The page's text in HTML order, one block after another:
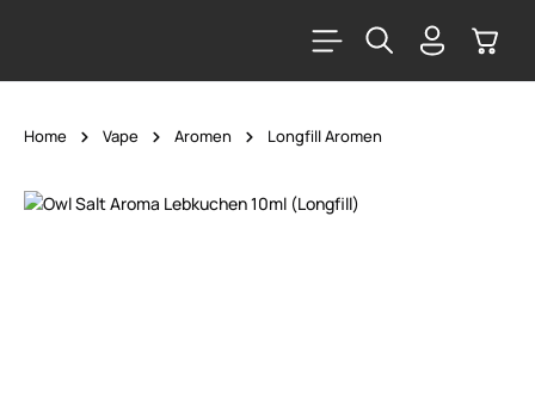
Home Vape Aromen Longfill Aromen
Bildergalerie überspringen